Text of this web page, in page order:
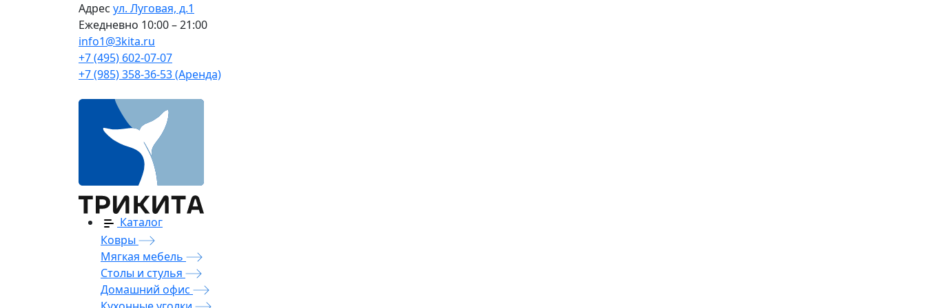
Адрес ул. Луговая, д.1
Ежедневно 10:00 – 21:00
info1@3kita.ru
+7 (495) 602-07-07
+7 (985) 358-36-53 (Аренда)
Каталог
Ковры
Мягкая мебель
Столы и стулья
Домашний офис